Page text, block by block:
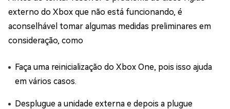
externo do Xbox que não está funcionando, é
aconselhável tomar algumas medidas preliminares em
consideração, como
Faça uma reinicialização do Xbox One, pois isso ajuda
em vários casos.
Desplugue a unidade externa e depois a plugue